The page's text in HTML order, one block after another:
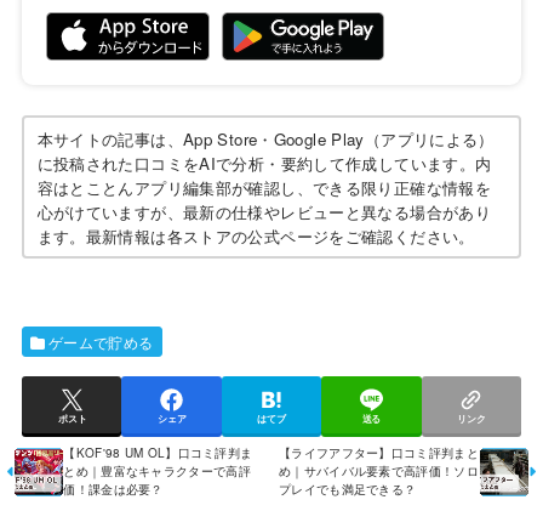
本サイトの記事は、App Store・Google Play（アプリによる）
に投稿された口コミをAIで分析・要約して作成しています。内
容はとことんアプリ編集部が確認し、できる限り正確な情報を
心がけていますが、最新の仕様やレビューと異なる場合があり
ます。最新情報は各ストアの公式ページをご確認ください。
ゲームで貯める
ポスト シェア はてブ 送る リンク
【KOF'98 UM OL】口コミ評判ま
とめ｜豊富なキャラクターで高評
価！課金は必要？
【ライフアフター】口コミ評判まと
め｜サバイバル要素で高評価！ソロ
プレイでも満足できる？